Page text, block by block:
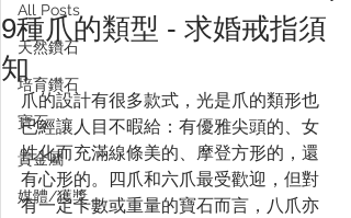
All Posts
天然鑽石
培育鑽石
寶石
貴金屬
媒體/獲獎
9種爪的類型 - 求婚戒指須
知
爪的設計有很多款式，光是爪的類形也
已經讓人目不暇給：有優雅尖頭的、女
性化而充滿線條美的、摩登方形的，還
有心形的。四爪和六爪最受歡迎，但對
有一定卡數或重量的寶石而言，八爪亦